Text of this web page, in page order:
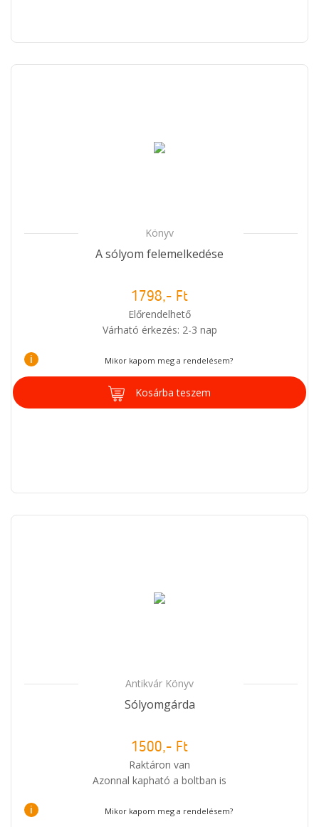
Könyv
A sólyom felemelkedése
1798,- Ft
Előrendelhető
Várható érkezés: 2-3 nap
i Mikor kapom meg a rendelésem?
Kosárba teszem
Antikvár Könyv
Sólyomgárda
1500,- Ft
Raktáron van
Azonnal kapható a boltban is
i Mikor kapom meg a rendelésem?